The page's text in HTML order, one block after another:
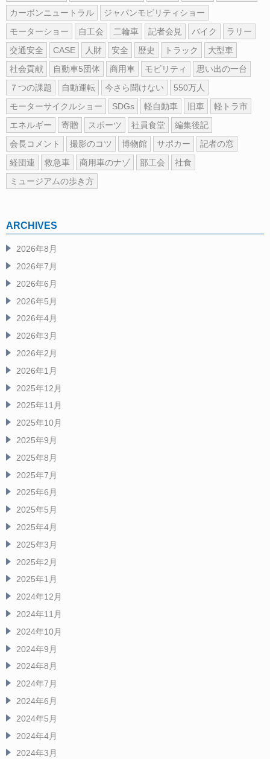
カーボンニュートラル
ジャパンモビリティショー
モーターショー
自工会 二輪車 記者会見 バイク
ラリー
交通安全
CASE 人財 安全 歴史 トラック
大型車
社会貢献
自動車5団体 商用車 モビリティ
思い出の一台
７つの課題
自動運転 今さら聞けない
550万人
モーターサイクルショー
SDGs 軽自動車 旧車
軽トラ市
エネルギー
寄贈 スポーツ 社員食堂
編集後記
会長コメント
撮影のコツ 博物館 サポカー
記者の窓
経団連
救急車 商用車のナゾ 部工会
社食
ミュージアムの歩き方
ARCHIVES
2026年8月
2026年7月
2026年6月
2026年5月
2026年4月
2026年3月
2026年2月
2026年1月
2025年12月
2025年11月
2025年10月
2025年9月
2025年8月
2025年7月
2025年6月
2025年5月
2025年4月
2025年3月
2025年2月
2025年1月
2024年12月
2024年11月
2024年10月
2024年9月
2024年8月
2024年7月
2024年6月
2024年5月
2024年4月
2024年3月